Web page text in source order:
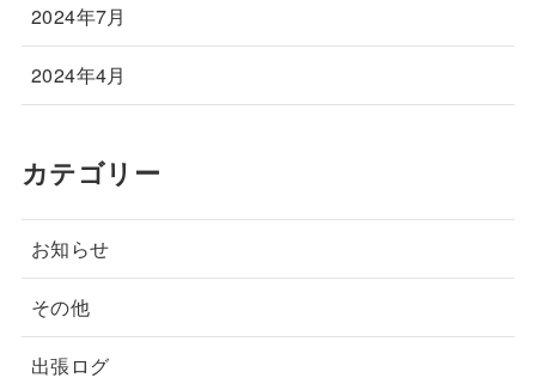
2024年7月
2024年4月
カテゴリー
お知らせ
その他
出張ログ